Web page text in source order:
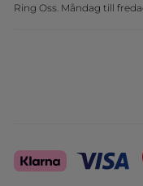
Sets
Ring Oss. Måndag till